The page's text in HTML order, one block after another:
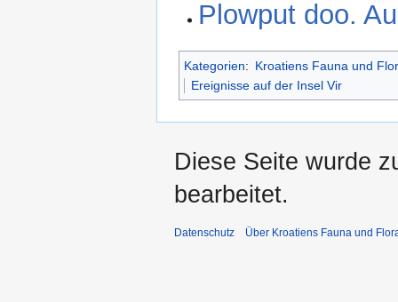
Plowput doo.
Kategorien: Kroatiens Fauna und
Ereignisse auf der Insel Vir
Diese Seite wurde
bearbeitet.
Datenschutz Über Kroatiens Fauna und